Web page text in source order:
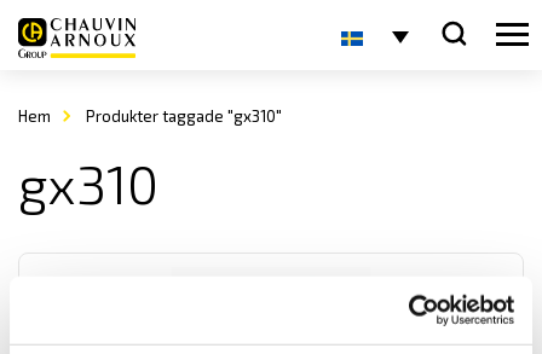
Hem Produkter taggade "gx310"
gx310